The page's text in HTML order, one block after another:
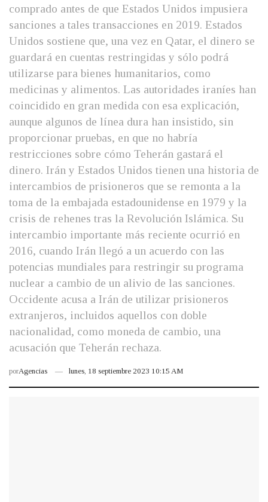
comprado antes de que Estados Unidos impusiera
sanciones a tales transacciones en 2019. Estados
Unidos sostiene que, una vez en Qatar, el dinero se
guardará en cuentas restringidas y sólo podrá
utilizarse para bienes humanitarios, como
medicinas y alimentos. Las autoridades iraníes han
coincidido en gran medida con esa explicación,
aunque algunos de línea dura han insistido, sin
proporcionar pruebas, en que no habría
restricciones sobre cómo Teherán gastará el
dinero. Irán y Estados Unidos tienen una historia de
intercambios de prisioneros que se remonta a la
toma de la embajada estadounidense en 1979 y la
crisis de rehenes tras la Revolución Islámica. Su
intercambio importante más reciente ocurrió en
2016, cuando Irán llegó a un acuerdo con las
potencias mundiales para restringir su programa
nuclear a cambio de un alivio de las sanciones.
Occidente acusa a Irán de utilizar prisioneros
extranjeros, incluidos aquellos con doble
nacionalidad, como moneda de cambio, una
acusación que Teherán rechaza.
porAgencias lunes, 18 septiembre 2023 10:15 AM